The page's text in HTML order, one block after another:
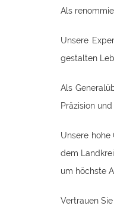
Als
Unsere
gestalten
Als
Präzision
Unsere
dem
um höchste
Vertrauen